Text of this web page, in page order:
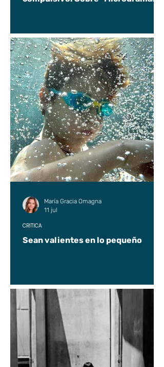
Sean valientes en lo pequeño
CRÍTICA
María Gracia Omagna
11 jul